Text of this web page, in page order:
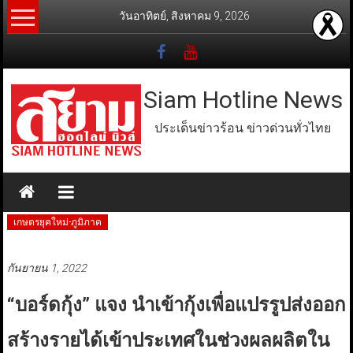
Skip
to
วันอาทิตย์, สิงหาคม 9, 2026
Siam Hotline News
ประเด็นข่าวร้อน ข่าวด่วนทั่วไทย
เกษตรยุคใหม่-ภูมิภาค
กันยายน 1, 2022
“บอร์ดกุ้ง” แจง นำเข้ากุ้งเพื่อแปรรูปส่งออก
สร้างรายได้เข้าประเทศในช่วงผลผลิตใน